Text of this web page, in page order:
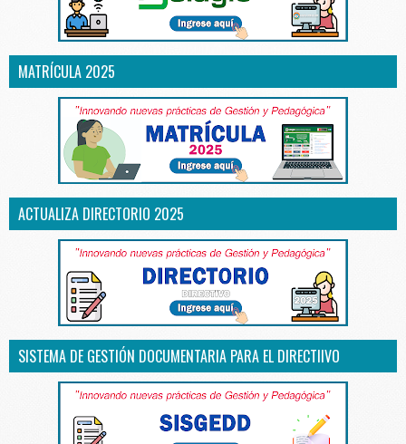
MATRÍCULA 2025
ACTUALIZA DIRECTORIO 2025
SISTEMA DE GESTIÓN DOCUMENTARIA PARA EL DIRECTIIVO